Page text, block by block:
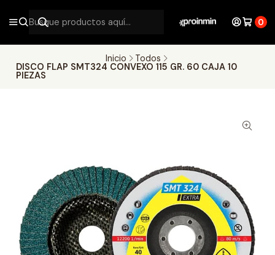
0
Inicio
Todos
DISCO FLAP SMT324 CONVEXO 115 GR. 60 CAJA 10
PIEZAS